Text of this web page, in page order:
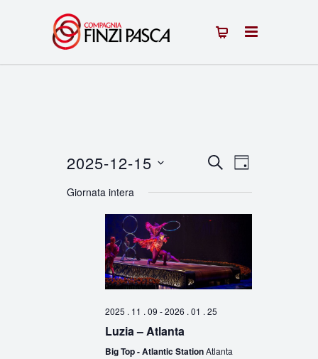
Eventi
Ricerca
e
Navigazione
CERCAEvento
Viste
GIORNO
2025-12-15
la
Giornata intera
2025 . 11 . 09 -2026 . 01 . 25
Luzia – Atlanta
Big Top - Atlantic StationAtlanta